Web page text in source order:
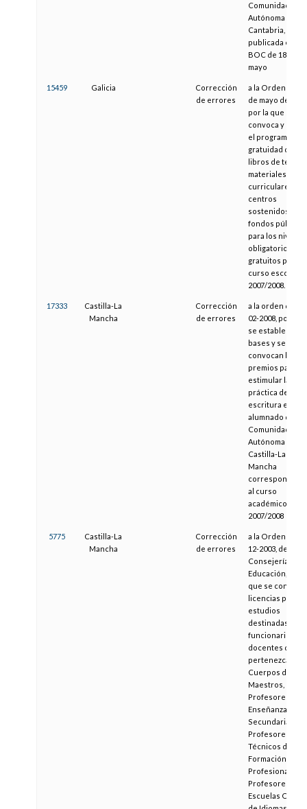
Comunidad
Autónoma de
Cantabria,
publicada en el
BOC de 18 de
mayo
15459 Galicia
Corrección
de errores
a la Orden de 11
de mayo de 2007
por la que se
convoca y
el programa de
gratuidad de
libros de texto y
materiales
curriculares en
centros
sostenidos con
fondos públicos
para los niveles
obligatorios y
gratuitos para el
curso escolar
2007/2008.
17333
Castilla-La
Mancha
Corrección
de errores
a la orden de 11-
02-2008, por la
se establecen
bases y se
convocan los
premios para
estimular la
práctica de la
escritura en el
alumnado de la,
Comunidad
Autónoma de
Castilla-La
Mancha
al curso
académico
2007/2008
5775
Castilla-La
Mancha
Corrección
de errores
a la Orden de
12-2003, de la
Consejería de
Educación, por
que se
licencias por
estudios
destinadas a
funcionarios
docentes que
pertenezcan a
Cuerpos de
Maestros,
Profesores de
Enseñanza
Secundaria,
Profesores
Técnicos de
Formación
Profesional,
Profesores de
Escuelas